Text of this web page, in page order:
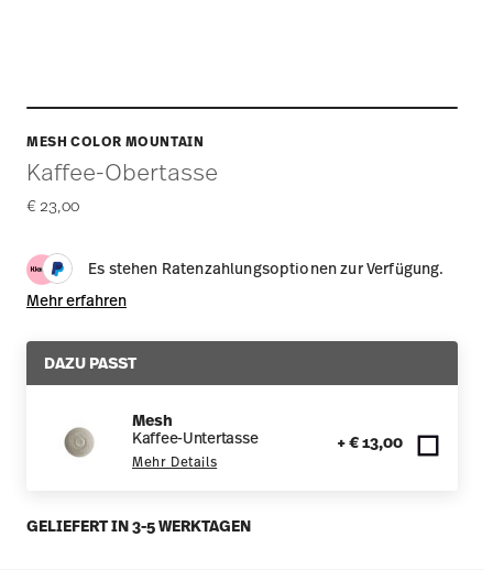
MESH COLOR MOUNTAIN
Kaffee-Obertasse
€ 23,00
Es stehen Ratenzahlungsoptionen zur Verfügung.
Mehr erfahren
DAZU PASST
Mesh
Kaffee-Untertasse
Mehr Details
+ € 13,00
GELIEFERT IN 3-5 WERKTAGEN